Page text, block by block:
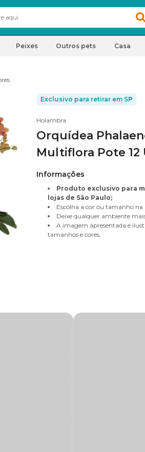
Peixes Outros pets Casa
Exclusivo para retirar em SP
Holambra
Orquídea
Multiflora Pote 12
Informações
Produto exclusivo para
lojas de São Paulo;
Escolha a cor ou tamanho na
Deixe qualquer ambiente
A imagem apresentada é
tamanhos e cores.